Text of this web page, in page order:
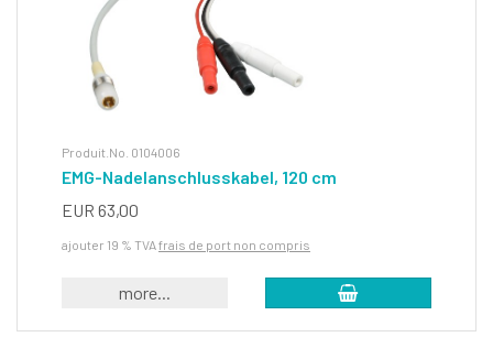
Produit.No. 0104006
EMG-Nadelanschlusskabel, 120 cm
EUR 63,00
ajouter 19 % TVA frais de port non compris
more...